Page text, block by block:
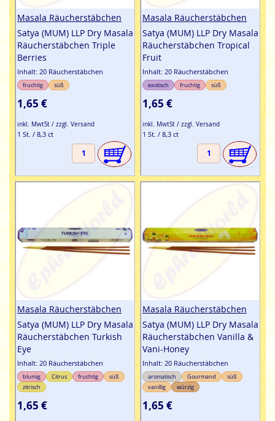
Masala Räucherstäbchen
Satya (MUM) LLP Dry Masala
Räucherstäbchen Triple
Berries
Inhalt: 20 Räucherstäbchen
fruchtig süß
1,65 €
inkl. MwtSt / zzgl. Versand
1 St. / 8,3 ct
Masala Räucherstäbchen
Satya (MUM) LLP Dry Masala
Räucherstäbchen Tropical
Fruit
Inhalt: 20 Räucherstäbchen
exotisch fruchtig süß
1,65 €
inkl. MwtSt / zzgl. Versand
1 St. / 8,3 ct
Masala Räucherstäbchen
Satya (MUM) LLP Dry Masala
Räucherstäbchen Turkish
Eye
Inhalt: 20 Räucherstäbchen
blumig Citrus fruchtig
süß
zitrisch
1,65 €
Masala Räucherstäbchen
Satya (MUM) LLP Dry Masala
Räucherstäbchen Vanilla &
Vani-Honey
Inhalt: 20 Räucherstäbchen
aromatisch Gourmand
süß
vanillig
würzig
1,65 €